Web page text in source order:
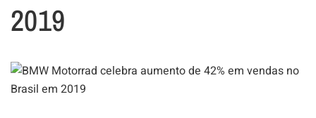
2019